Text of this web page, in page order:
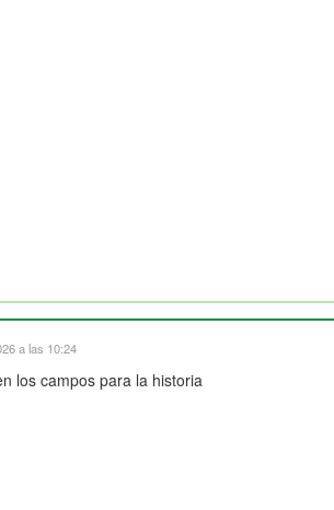
a las 10:24
los campos para la historia